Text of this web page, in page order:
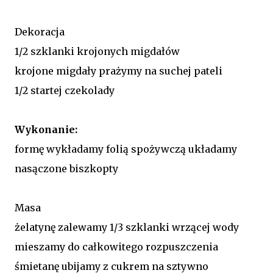
Dekoracja
1/2 szklanki krojonych migdałów
krojone migdały prażymy na suchej pateli
1/2 startej czekolady
Wykonanie:
formę wykładamy folią spożywczą układamy
nasączone biszkopty
Masa
żelatynę zalewamy 1/3 szklanki wrzącej wody
mieszamy do całkowitego rozpuszczenia
śmietanę ubijamy z cukrem na sztywno